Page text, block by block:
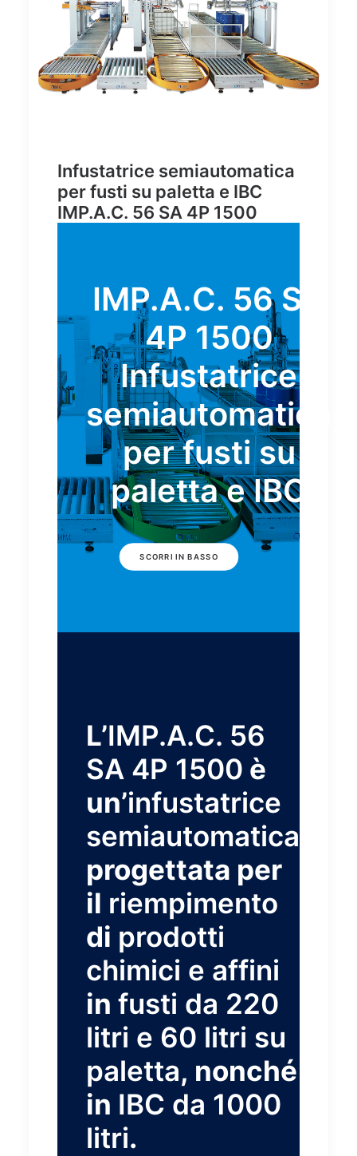
Infustatrice semiautomatica
per fusti su paletta e IBC
IMP.A.C. 56 SA 4P 1500
IMP.A.C. 56 SA
4P 1500
Infustatrice
semiautomatica
per fusti su
paletta e IBC
SCORRI IN BASSO
L’IMP.A.C. 56
SA 4P 1500 è
un’infustatrice
semiautomatica
progettata per
il riempimento
di prodotti
chimici e affini
in fusti da 220
litri e 60 litri su
paletta, nonché
in IBC da 1000
litri.